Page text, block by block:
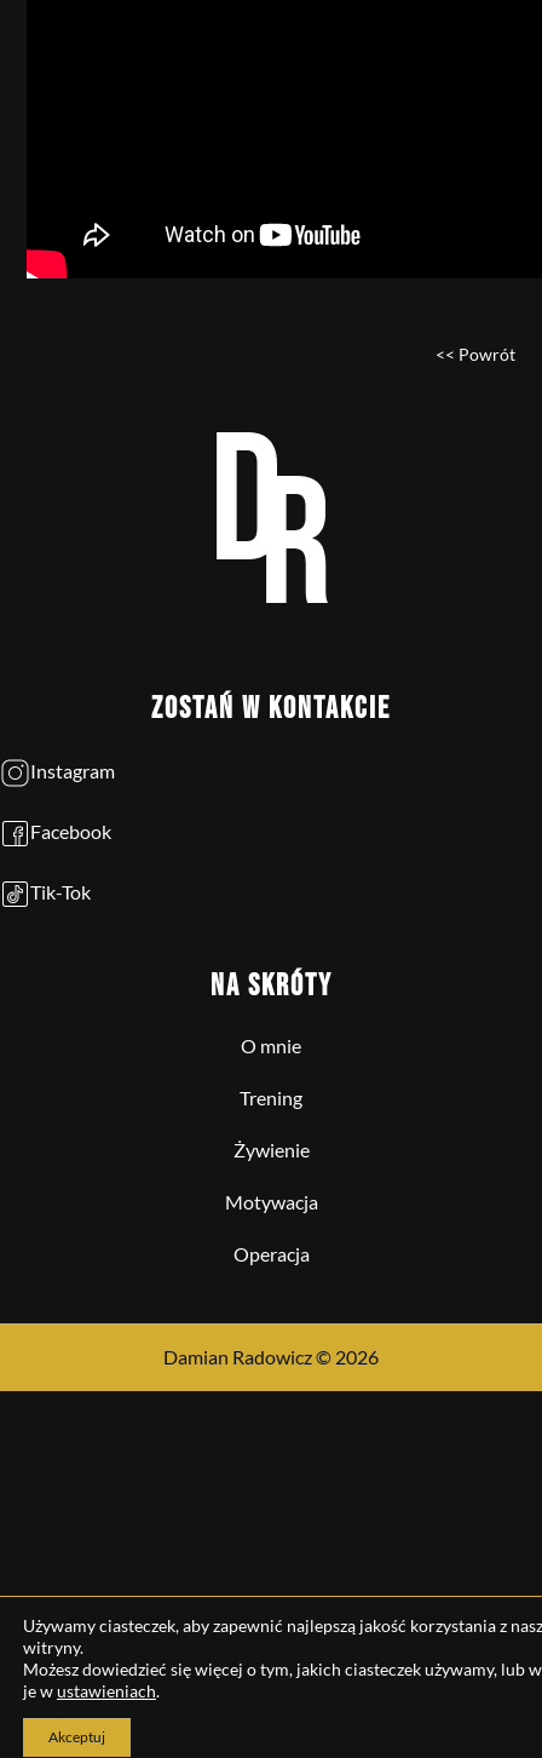
<< Powrót
ZOSTAŃ W KONTAKCIE
Instagram
Facebook
Tik-Tok
NA SKRÓTY
O mnie
Trening
Żywienie
Motywacja
Operacja
Damian Radowicz © 2026
Używamy ciasteczek, aby zapewnić najlepszą jakość korzystania z
witryny.
Możesz dowiedzieć się więcej o tym, jakich ciasteczek używamy, lub
je wustawieniach.
Akceptuj